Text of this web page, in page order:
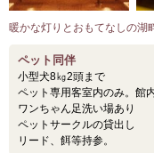
暖かな灯りとおもてなしの湖
ペット同伴
小型犬8㎏2頭まで
ペット専用客室内のみ。館
ワンちゃん足洗い場あり
ペットサークルの貸出し
リード、餌等持参。